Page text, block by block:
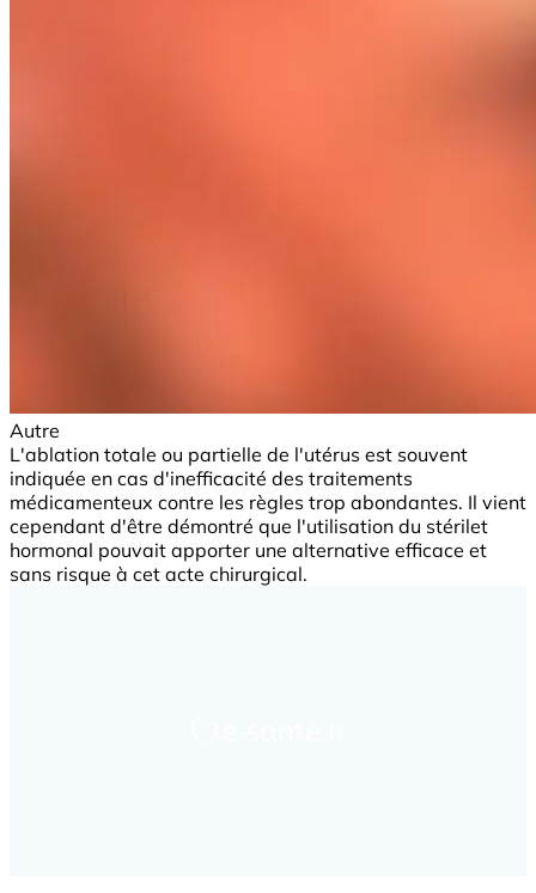
Autre
L'ablation totale ou partielle de l'utérus est souvent
indiquée en cas d'inefficacité des traitements
médicamenteux contre les règles trop abondantes. Il vient
cependant d'être démontré que l'utilisation du stérilet
hormonal pouvait apporter une alternative efficace et
sans risque à cet acte chirurgical.